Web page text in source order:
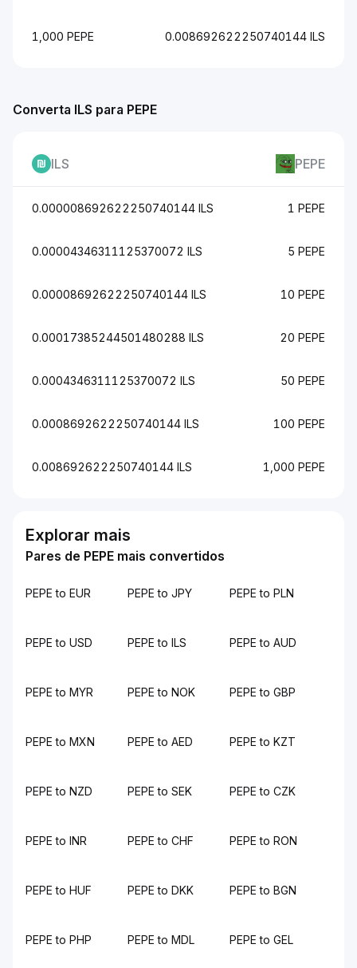
1,000 PEPE 0.008692622250740144 ILS
Converta ILS para PEPE
ILS PEPE
0.000008692622250740144 ILS 1 PEPE
0.00004346311125370072 ILS 5 PEPE
0.00008692622250740144 ILS 10 PEPE
0.00017385244501480288 ILS 20 PEPE
0.0004346311125370072 ILS 50 PEPE
0.0008692622250740144 ILS 100 PEPE
0.008692622250740144 ILS 1,000 PEPE
Explorar mais
Pares de PEPE mais convertidos
PEPE to EUR PEPE to JPY PEPE to PLN
PEPE to USD PEPE to ILS PEPE to AUD
PEPE to MYR PEPE to NOK PEPE to GBP
PEPE to MXN PEPE to AED PEPE to KZT
PEPE to NZD PEPE to SEK PEPE to CZK
PEPE to INR PEPE to CHF PEPE to RON
PEPE to HUF PEPE to DKK PEPE to BGN
PEPE to PHP PEPE to MDL PEPE to GEL